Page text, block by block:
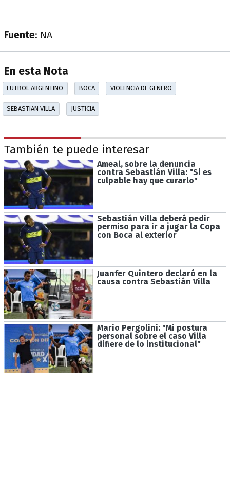
Fuente: NA
En esta Nota
FUTBOL ARGENTINO BOCA VIOLENCIA DE GENERO
SEBASTIAN VILLA JUSTICIA
También te puede interesar
Ameal, sobre la denuncia
contra Sebastián Villa: "Si es
culpable hay que curarlo"
Sebastián Villa deberá pedir
permiso para ir a jugar la Copa
con Boca al exterior
Juanfer Quintero declaró en la
causa contra Sebastián Villa
Mario Pergolini: "Mi postura
personal sobre el caso Villa
difiere de lo institucional"